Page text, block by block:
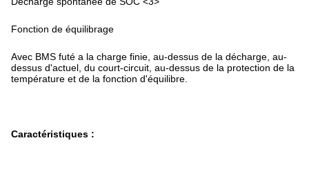
Fonction de équilibrage
Avec BMS futé a la charge finie, au-dessus de la décharge, au-
dessus d'actuel, du court-circuit, au-dessus de la protection de la
température et de la fonction d'équilibre.
Caractéristiques :